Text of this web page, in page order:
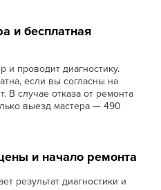
и бесплатная
и проводит диагностику.
если вы согласны на
В случае отказа от ремонта
выезд мастера — 490
и начало ремонта
результат диагностики и